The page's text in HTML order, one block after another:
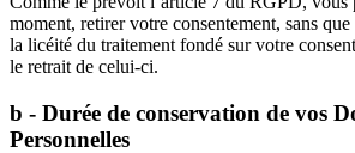
moment, retirer votre consentement, sans
la licéité du traitement fondé sur votre
le retrait de celui-ci.
b - Durée de conservation de vos
Personnelles